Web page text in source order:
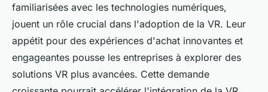
familiarisées avec les technologies numériques,
jouent un rôle crucial dans l'adoption de la VR. Leur
appétit pour des expériences d'achat innovantes et
engageantes pousse les entreprises à explorer des
solutions VR plus avancées. Cette demande